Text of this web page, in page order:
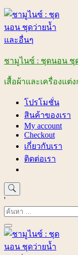
Skip
content
ชามูไนซ์ : ชุดนอน ชุ
เสื้อผ้าและเครื่องแ
โปรโมชั่น
สินค้าของเรา
My account
Checkout
เกี่ยวกับเรา
ติดต่อเรา
'
ค้นหา
สำหรับ: